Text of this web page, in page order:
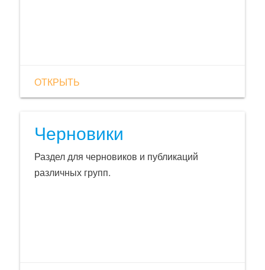
ОТКРЫТЬ
Черновики
Раздел для черновиков и публикаций
различных групп.